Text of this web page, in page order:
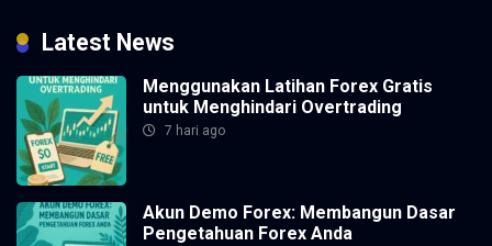
Latest News
Menggunakan Latihan Forex Gratis
untuk Menghindari Overtrading
7 hari ago
Akun Demo Forex: Membangun Dasar
Pengetahuan Forex Anda